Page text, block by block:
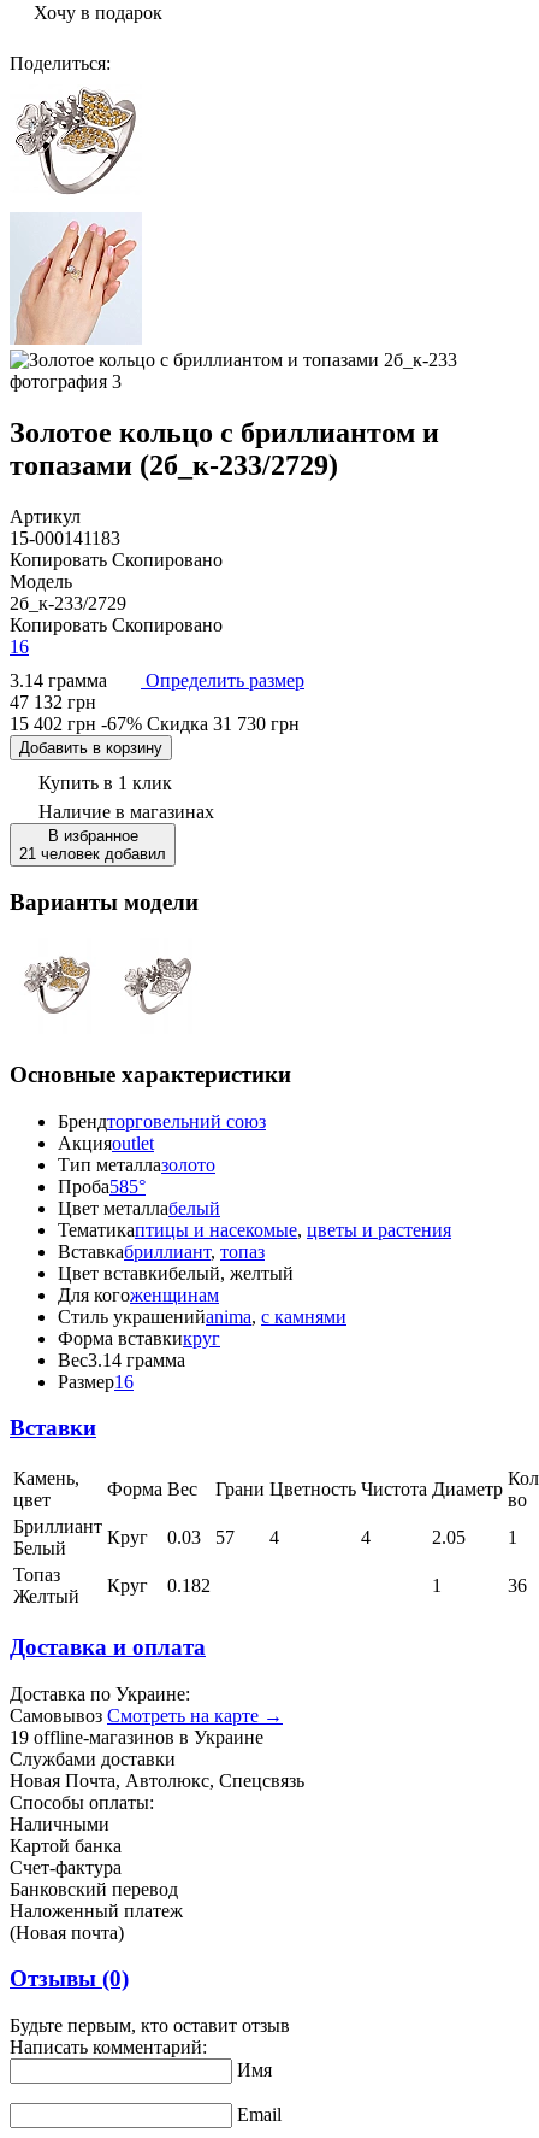
Хочу в подарок
Поделиться:
Золотое кольцо с бриллиантом и
топазами (2б_к-233/2729)
Артикул
15-000141183
Копировать Скопировано
Модель
2б_к-233/2729
Копировать Скопировано
16
3.14 грамма
Определить размер
47 132 грн
15 402 грн -67% Скидка 31 730 грн
Добавить в корзину
Купить в 1 клик
Наличие в магазинах
В избранное
21 человек добавил
Варианты модели
Основные характеристики
Брендторговельний союз
Акцияoutlet
Тип металлазолото
Проба585°
Цвет металлабелый
Тематикаптицы и насекомые, цветы и растения
Вставкабриллиант, топаз
Цвет вставкибелый, желтый
Для когоженщинам
Стиль украшенийanima, с камнями
Форма вставкикруг
Вес3.14 грамма
Размер16
Вставки
Камень,
цвет
Форма Вес Грани Цветность Чистота Диаметр
во
Бриллиант
Белый
Круг 0.03 57 4 4 2.05
1
Топаз
Желтый
Круг 0.182 1 36
Доставка и оплата
Доставка по Украине:
Самовывоз Смотреть на карте →
19 offline-магазинов в Украине
Службами доставки
Новая Почта, Автолюкс, Спецсвязь
Способы оплаты:
Наличными
Картой банка
Счет-фактура
Банковский перевод
Наложенный платеж
(Новая почта)
Отзывы (0)
Будьте первым, кто оставит отзыв
Написать комментарий:
Имя
Email